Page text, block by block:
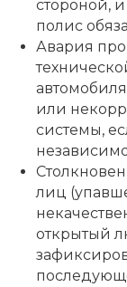
стороной,
полис
Авария
или
системы,
лиц
открытый